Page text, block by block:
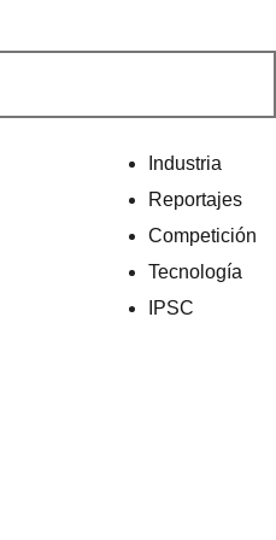
Industria
Reportajes
Competición
Tecnología
IPSC